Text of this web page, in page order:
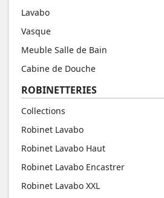
Lavabo
Vasque
Meuble Salle de Bain
Cabine de Douche
ROBINETTERIES
Collections
Robinet Lavabo
Robinet Lavabo Haut
Robinet Lavabo Encastrer
Robinet Lavabo XXL